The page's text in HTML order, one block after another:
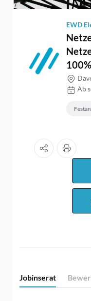
Medizin,
Sicherheit,
Verkauf,
Aussendienst